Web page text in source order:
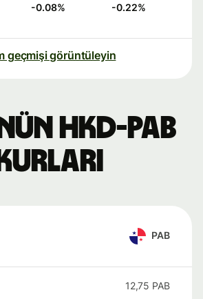
-0.08% -0.22%
geçmişi görüntüleyin
HKD-PAB
kurları
PAB
12,75 PAB